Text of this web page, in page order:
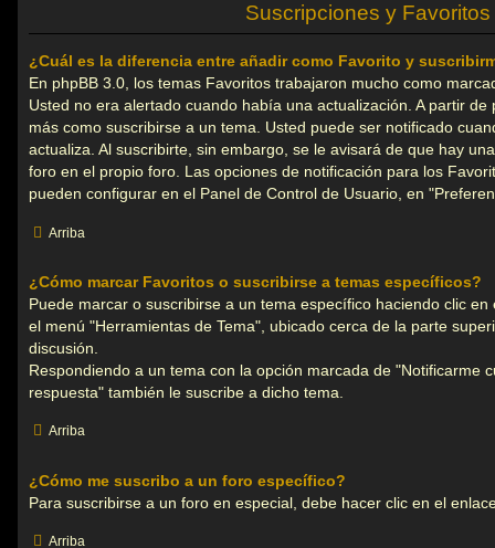
Suscripciones y Favoritos
¿Cuál es la diferencia entre añadir como Favorito y
En phpBB 3.0, los temas Favoritos trabajaron mucho como
Usted no era alertado cuando había una actualización. A partir de
más como suscribirse a un tema. Usted puede ser notificado
actualiza. Al suscribirte, sin embargo, se le avisará de que hay
foro en el propio foro. Las opciones de notificación para los
pueden configurar en el Panel de Control de Usuario, en
Arriba
¿Cómo marcar Favoritos o suscribirse a temas específicos?
Puede marcar o suscribirse a un tema específico haciendo clic
el menú "Herramientas de Tema", ubicado cerca de la parte
discusión.
Respondiendo a un tema con la opción marcada de "Notificarme
respuesta" también le suscribe a dicho tema.
Arriba
¿Cómo me suscribo a un foro específico?
Para suscribirse a un foro en especial, debe hacer clic en el
Arriba